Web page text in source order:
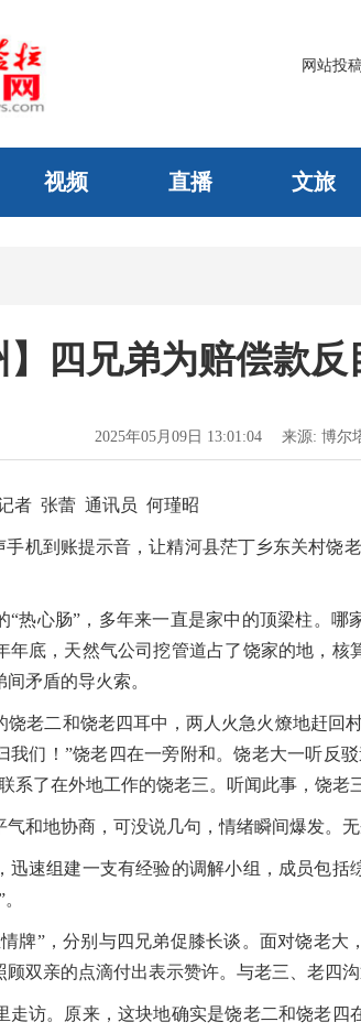
网站投
视频 直播 文旅
】四兄弟为赔偿款
2025年05月09日 13:01:04 来源: 博尔
张蕾 通讯员 何瑾昭
到账提示音，让精河县茫丁乡东关村饶老
心肠”，多年来一直是家中的顶梁柱。哪
年底，天然气公司挖管道占了饶家的地，
矛盾的导火索。
二和饶老四耳中，两人火急火燎地赶回
我们！”饶老四在一旁附和。饶老大一听反
系了在外地工作的饶老三。听闻此事，饶老
地协商，可没说几句，情绪瞬间爆发。无
组建一支有经验的调解小组，成员包括
”，分别与四兄弟促膝长谈。面对饶老大
双亲的点滴付出表示赞许。与老三、老四
。原来，这块地确实是饶老二和饶老四